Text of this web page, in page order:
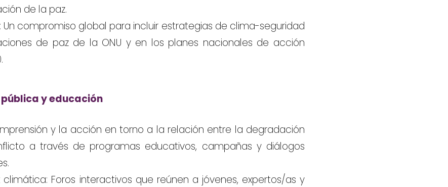
de la paz.
Un compromiso global para incluir estrategias de clima-seguridad
de paz de la ONU y en los planes nacionales de acción
y educación
y la acción en torno a la relación entre la degradación
a través de programas educativos, campañas y diálogos
Foros interactivos que reúnen a jóvenes, expertos/as y